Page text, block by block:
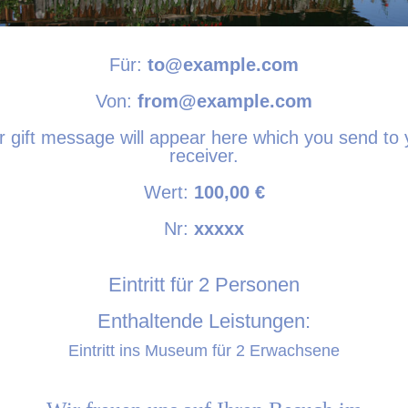
Für: to@example.com
Von: from@example.com
gift message will appear here which you send to
receiver.
Wert: 100,00 €
Nr: xxxxx
Eintritt für 2 Personen
Enthaltende Leistungen:
Eintritt ins Museum für 2 Erwachsene